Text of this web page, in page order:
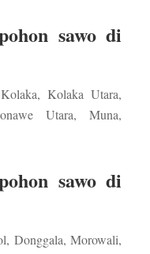
sawo di
Kolaka Utara,
Utara, Muna,
sawo di
Donggala, Morowali,